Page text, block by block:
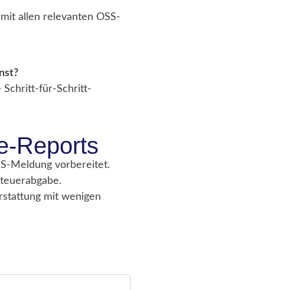
allen relevanten OSS-
Schritt-für-Schritt-
Reports
Meldung vorbereitet.
mit wenigen